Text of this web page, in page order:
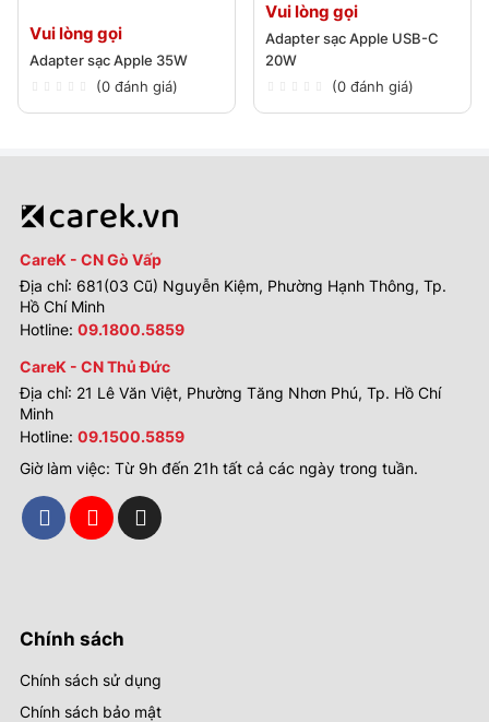
Vui lòng gọi
Adapter sạc Apple 35W
(0 đánh giá)
Vui lòng gọi
Adapter sạc Apple USB-C
20W
(0 đánh giá)
CareK - CN Gò Vấp
Địa chỉ: 681(03 Cũ) Nguyễn Kiệm, Phường Hạnh Thông, Tp.
Hồ Chí Minh
Hotline: 09.1800.5859
CareK - CN Thủ Đức
Địa chỉ: 21 Lê Văn Việt, Phường Tăng Nhơn Phú, Tp. Hồ Chí
Minh
Hotline: 09.1500.5859
Giờ làm việc: Từ 9h đến 21h tất cả các ngày trong tuần.
Chính sách
Chính sách sử dụng
Chính sách bảo mật